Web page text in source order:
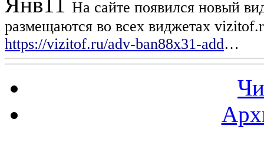
На сайте появился новый
размещаются во всех виджетах
https://vizitof.ru/adv-ban88x31-add…